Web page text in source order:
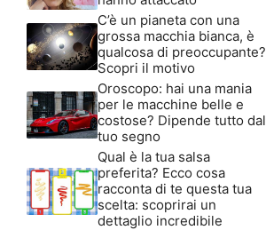
C’è un pianeta con una
grossa macchia bianca, è
qualcosa di preoccupante?
Scopri il motivo
Oroscopo: hai una mania
per le macchine belle e
costose? Dipende tutto dal
tuo segno
Qual è la tua salsa
preferita? Ecco cosa
racconta di te questa tua
scelta: scoprirai un
dettaglio incredibile